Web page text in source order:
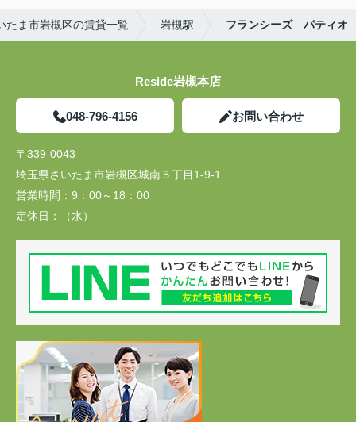
たま市岩槻区の賃貸一覧 岩槻駅 フランシーズ パティオ
Reside岩槻本店
048-796-4156 お問い合わせ
〒339-0043
埼玉県さいたま市岩槻区城南５丁目1-9-1
営業時間： 9：00～18：00
定休日：
（水）